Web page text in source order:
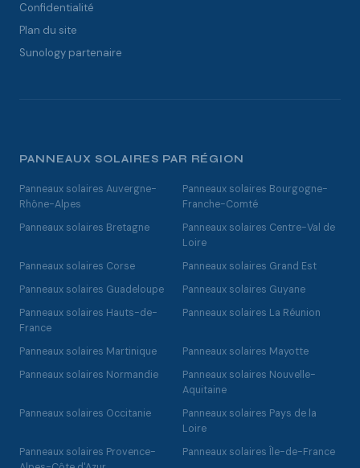
Confidentialité
Plan du site
Sunology partenaire
PANNEAUX SOLAIRES PAR RÉGION
Panneaux solaires Auvergne-
Rhône-Alpes
Panneaux solaires Bourgogne-
Franche-Comté
Panneaux solaires Bretagne
Panneaux solaires Centre-Val de
Loire
Panneaux solaires Corse
Panneaux solaires Grand Est
Panneaux solaires Guadeloupe
Panneaux solaires Guyane
Panneaux solaires Hauts-de-
France
Panneaux solaires La Réunion
Panneaux solaires Martinique
Panneaux solaires Mayotte
Panneaux solaires Normandie
Panneaux solaires Nouvelle-
Aquitaine
Panneaux solaires Occitanie
Panneaux solaires Pays de la
Loire
Panneaux solaires Provence-
Panneaux solaires Île-de-France